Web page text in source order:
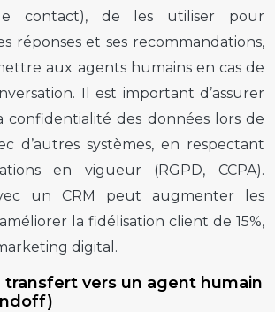
contact), de les utiliser pour
réponses et ses recommandations,
aux agents humains en cas de
Il est important d’assurer
confidentialité des données lors de
d’autres systèmes, en respectant
en vigueur (RGPD, CCPA).
un CRM peut augmenter les
la fidélisation client de 15%,
digital.
vers un agent humain